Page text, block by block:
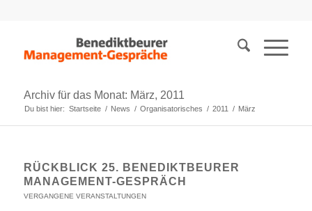
Archiv für das Monat: März, 2011
Du bist hier: Startseite / News / Organisatorisches / 2011 / März
RÜCKBLICK 25. BENEDIKTBEURER
MANAGEMENT-GESPRÄCH
VERGANGENE VERANSTALTUNGEN